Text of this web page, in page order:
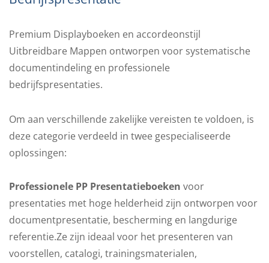
Premium Displayboeken en accordeonstijl
Uitbreidbare Mappen ontworpen voor systematische
documentindeling en professionele
bedrijfspresentaties.
Om aan verschillende zakelijke vereisten te voldoen, is
deze categorie verdeeld in twee gespecialiseerde
oplossingen:
Professionele PP Presentatieboeken voor
presentaties met hoge helderheid zijn ontworpen voor
documentpresentatie, bescherming en langdurige
referentie.Ze zijn ideaal voor het presenteren van
voorstellen, catalogi, trainingsmaterialen,